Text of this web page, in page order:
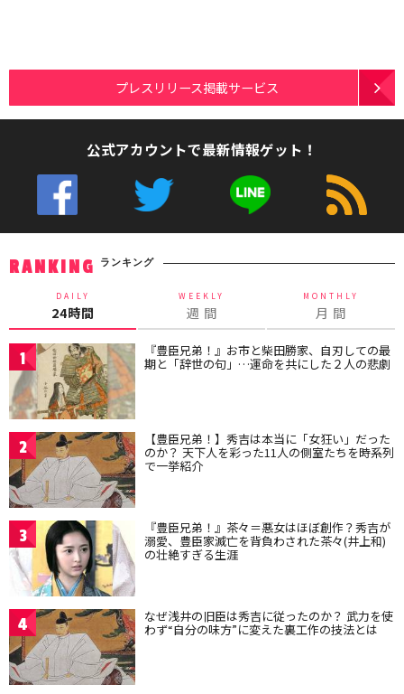
プレスリリース掲載サービス
公式アカウントで最新情報ゲット！
RANKING ランキング
DAILY
24時間
WEEKLY
週 間
MONTHLY
月 間
1 『豊臣兄弟！』お市と柴田勝家、自刃しての最
期と「辞世の句」…運命を共にした２人の悲劇
2 【豊臣兄弟！】秀吉は本当に「女狂い」だった
のか？ 天下人を彩った11人の側室たちを時系列
で一挙紹介
3 『豊臣兄弟！』茶々＝悪女はほぼ創作？秀吉が
溺愛、豊臣家滅亡を背負わされた茶々(井上和)
の壮絶すぎる生涯
4 なぜ浅井の旧臣は秀吉に従ったのか？ 武力を使
わず“自分の味方”に変えた裏工作の技法とは